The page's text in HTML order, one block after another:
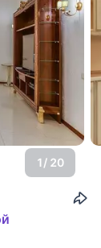
1/ 20